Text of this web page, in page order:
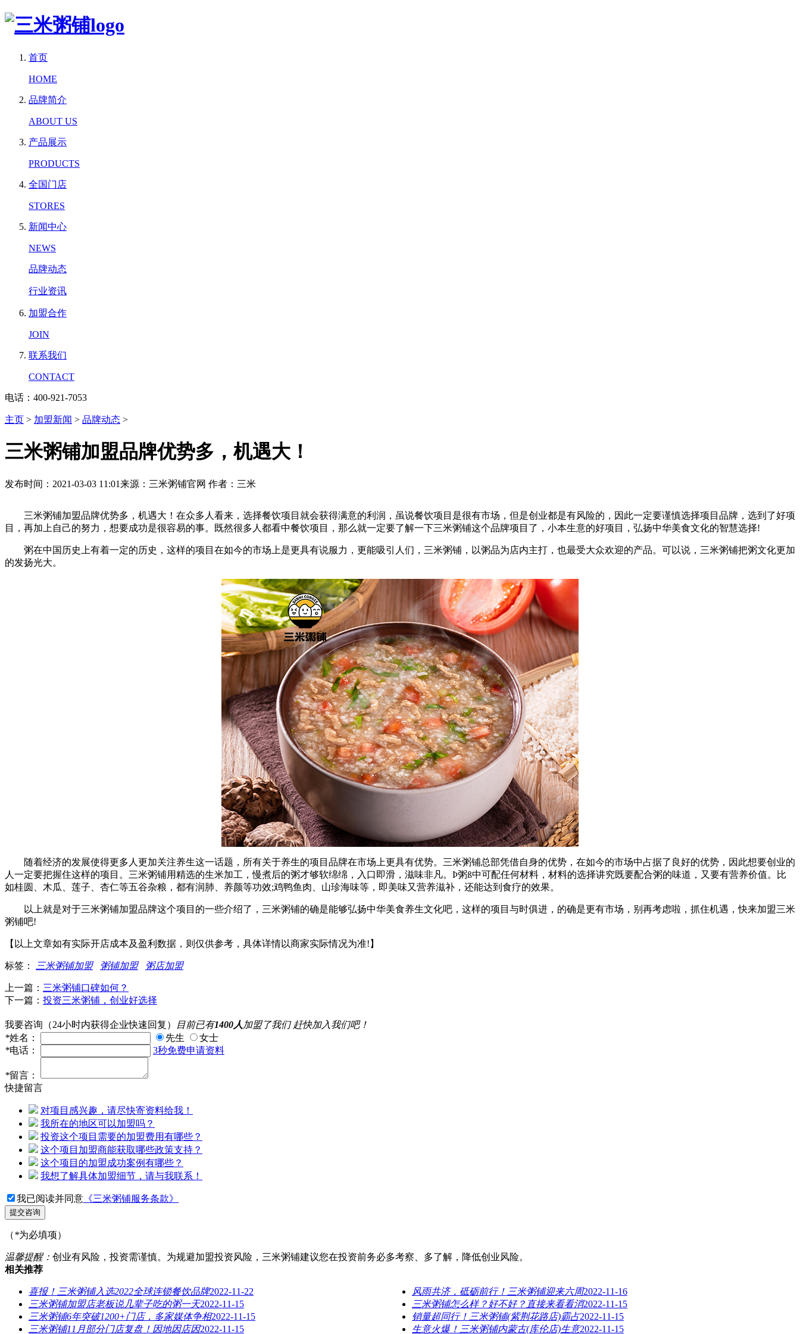
首页
HOME
品牌简介
ABOUT US
产品展示
PRODUCTS
全国门店
STORES
新闻中心
NEWS
品牌动态
行业资讯
加盟合作
JOIN
联系我们
CONTACT
电话：400-921-7053
主页 > 加盟新闻 > 品牌动态 >
三米粥铺加盟品牌优势多，机遇大！
发布时间：2021-03-03 11:01来源：三米粥铺官网 作者：三米
三米粥铺加盟品牌优势多，机遇大！在众多人看来，选择餐饮项目就会获得满意的利润，虽说餐饮项目是很有市场，但是创业都是有风险的，因此一定要谨慎选择项目品牌，选到了好项
目，再加上自己的努力，想要成功是很容易的事。既然很多人都看中餐饮项目，那么就一定要了解一下三米粥铺这个品牌项目了，小本生意的好项目，弘扬中华美食文化的智慧选择!
粥在中国历史上有着一定的历史，这样的项目在如今的市场上是更具有说服力，更能吸引人们，三米粥铺，以粥品为店内主打，也最受大众欢迎的产品。可以说，三米粥铺把粥文化更加
的发扬光大。
随着经济的发展使得更多人更加关注养生这一话题，所有关于养生的项目品牌在市场上更具有优势。三米粥铺总部凭借自身的优势，在如今的市场中占据了良好的优势，因此想要创业的
人一定要把握住这样的项目。三米粥铺用精选的生米加工，慢煮后的粥才够软绵绵，入口即滑，滋味非凡。Þ粥ß中可配任何材料，材料的选择讲究既要配合粥的味道，又要有营养价值。比
如桂圆、木瓜、莲子、杏仁等五谷杂粮，都有润肺、养颜等功效;鸡鸭鱼肉、山珍海味等，即美味又营养滋补，还能达到食疗的效果。
以上就是对于三米粥铺加盟品牌这个项目的一些介绍了，三米粥铺的确是能够弘扬中华美食养生文化吧，这样的项目与时俱进，的确是更有市场，别再考虑啦，抓住机遇，快来加盟三米
粥铺吧!
【以上文章如有实际开店成本及盈利数据，则仅供参考，具体详情以商家实际情况为准!】
标签： 三米粥铺加盟 粥铺加盟 粥店加盟
上一篇： 三米粥铺口碑如何？
下一篇： 投资三米粥铺，创业好选择
我要咨询 （24小时内获得企业快速回复） 目前已有1400人 加盟了我们 赶快加入我们吧！
*姓名： 先生
女士
*电话： 3秒免费申请资料
*留言：
快捷留言
对项目感兴趣，请尽快寄资料给我！
我所在的地区可以加盟吗？
投资这个项目需要的加盟费用有哪些？
这个项目加盟商能获取哪些政策支持？
这个项目的加盟成功案例有哪些？
我想了解具体加盟细节，请与我联系！
我已阅读并同意 《三米粥铺服务条款》
提交咨询
（*为必填项）
温馨提醒： 创业有风险，投资需谨慎。为规避加盟投资风险，三米粥铺建议您在投资前务必多考察、多了解，降低创业风险。
相关推荐
喜报！三米粥铺入选2022全球连锁餐饮品牌2022-11-22 风雨共济，砥砺前行！三米粥铺迎来六周2022-11-16
三米粥铺加盟店老板说几辈子吃的粥一天2022-11-15 三米粥铺怎么样？好不好？直接来看看消2022-11-15
三米粥铺6年突破1200+门店，多家媒体争相2022-11-15 销量超同行！三米粥铺(紫荆花路店)霸占2022-11-15
三米粥铺11月部分门店复盘！因地因店因2022-11-15 生意火爆！三米粥铺内蒙古(库伦店)生意2022-11-15